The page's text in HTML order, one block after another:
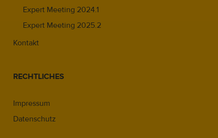
Expert Meeting 2024.1
Expert Meeting 2025.2
Kontakt
RECHTLICHES
Impressum
Datenschutz